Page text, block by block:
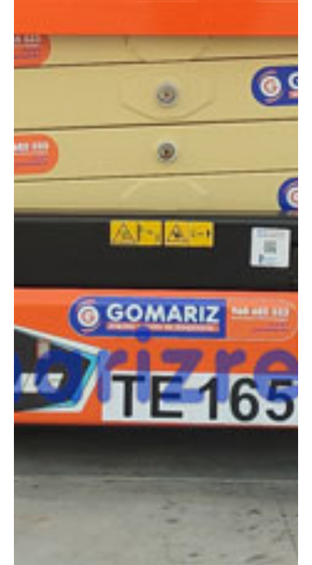
Capacidad:545 kg
Ver ficha técnica
COMPARADOR
¿Tienes dudas a la hora de elegir la máquina que
necesitas?
Compara esta y otras máquinas desde el siguiente botón o ponte
Comparar
¿Te interesa
esta máquina?
Rellena este formulario y recibiremos tu solicitud
sobre esta máquina para ponernos en contacto
directo contigo.
JLG R2646